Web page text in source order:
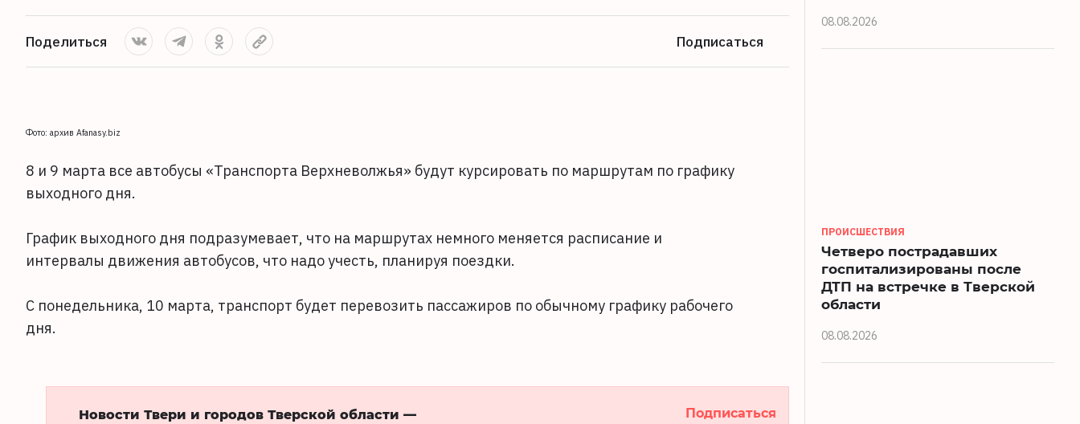
Поделиться Подписаться
Фото: архив Afanasy.biz
8 и 9 марта все автобусы «Транспорта Верхневолжья» будут курсировать по маршрутам по графику
выходного дня.
График выходного дня подразумевает, что на маршрутах немного меняется расписание и
интервалы движения автобусов, что надо учесть, планируя поездки.
С понедельника, 10 марта, транспорт будет перевозить пассажиров по обычному графику рабочего
дня.
Новости Твери и городов Тверской области —
Подписаться
08.08.2026
ПРОИСШЕСТВИЯ
Четверо пострадавших
госпитализированы после
ДТП на встречке в Тверской
области
08.08.2026